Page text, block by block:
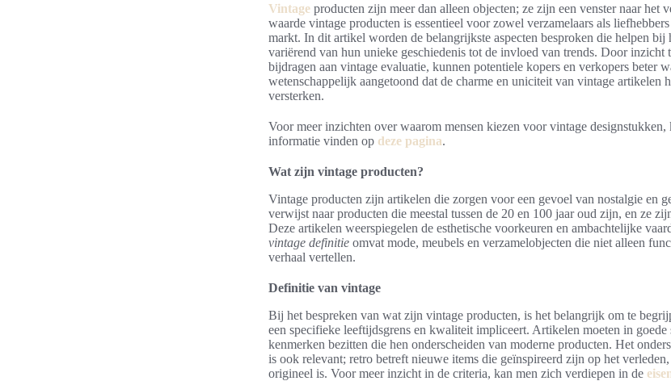
Vintage producten zijn meer dan alleen objecten; ze zijn een venster naar het
waarde vintage producten is essentieel voor zowel verzamelaars als
markt. In dit artikel worden de belangrijkste aspecten besproken die helpen bij
variërend van hun unieke geschiedenis tot de invloed van trends. Door inzicht
bijdragen aan vintage evaluatie, kunnen potentiele kopers en verkopers beter
wetenschappelijk aangetoond dat de charme en uniciteit van vintage artikelen
versterken.
Voor meer inzichten over waarom mensen kiezen voor vintage
informatie vinden op deze pagina.
Wat zijn vintage producten?
Vintage producten zijn artikelen die zorgen voor een gevoel van nostalgie en
verwijst naar producten die meestal tussen de 20 en 100 jaar oud zijn, en ze
Deze artikelen weerspiegelen de esthetische voorkeuren en ambachtelijke
vintage definitie omvat mode, meubels en verzamelobjecten die niet alleen
verhaal vertellen.
Definitie van vintage
Bij het bespreken van wat zijn vintage producten, is het belangrijk om te
een specifieke leeftijdsgrens en kwaliteit impliceert. Artikelen moeten in goede
kenmerken bezitten die hen onderscheiden van moderne producten. Het
is ook relevant; retro betreft nieuwe items die geïnspireerd zijn op het
origineel is. Voor meer inzicht in de criteria, kan men zich verdiepen in de